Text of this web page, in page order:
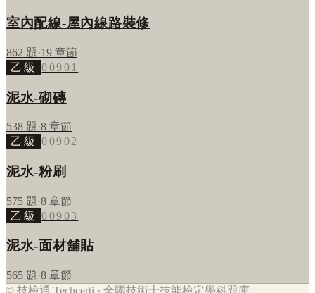
室內配線-屋內線路裝修
862 題 ·19 章節
乙級
00901
泥水-砌磚
538 題 ·8 章節
乙級
00902
泥水-粉刷
575 題 ·8 章節
乙級
00903
泥水-面材舖貼
565 題 ·8 章節